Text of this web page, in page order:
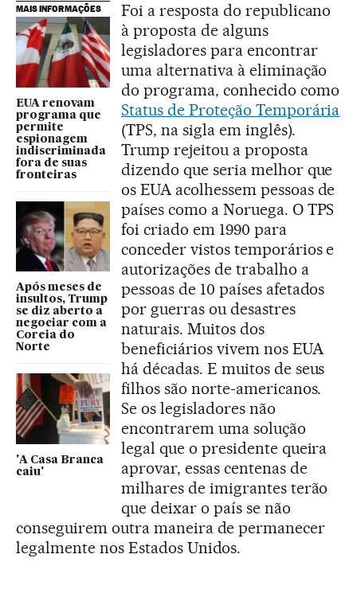
MAIS INFORMAÇÕES
EUA renovam
programa que
permite
espionagem
indiscriminada
fora de suas
fronteiras
Após meses de
insultos, Trump
se diz aberto a
negociar com a
Coreia do
Norte
'A Casa Branca
caiu'
Foi a resposta do republicano
à proposta de alguns
legisladores para encontrar
uma alternativa à eliminação
do programa, conhecido como
Status de Proteção Temporária
(TPS, na sigla em inglês).
Trump rejeitou a proposta
dizendo que seria melhor que
os EUA acolhessem pessoas de
países como a Noruega. O TPS
foi criado em 1990 para
conceder vistos temporários e
autorizações de trabalho a
pessoas de 10 países afetados
por guerras ou desastres
naturais. Muitos dos
beneficiários vivem nos EUA
há décadas. E muitos de seus
filhos são norte-americanos.
Se os legisladores não
encontrarem uma solução
legal que o presidente queira
aprovar, essas centenas de
milhares de imigrantes terão
que deixar o país se não
conseguirem outra maneira de permanecer
legalmente nos Estados Unidos.